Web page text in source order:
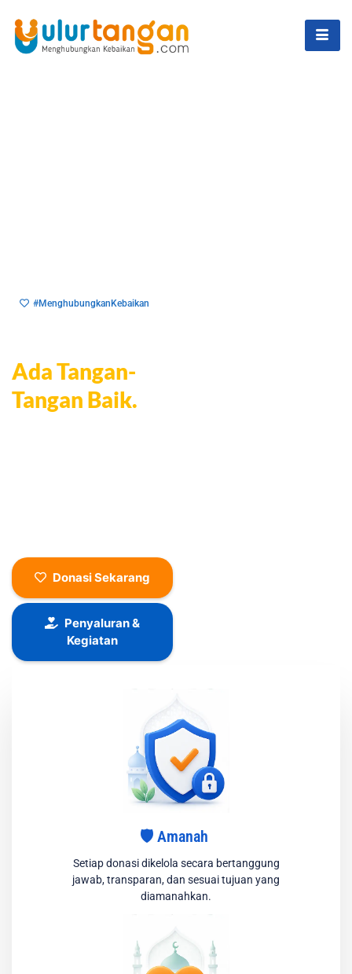
#MenghubungkanKebaikan
Senyum,
Ada Tangan-
Tangan Baik.
Donasi Sekarang
Penyaluran &
Kegiatan
🛡️ Amanah
Setiap donasi dikelola secara bertanggung
jawab, transparan, dan sesuai tujuan yang
diamanahkan.